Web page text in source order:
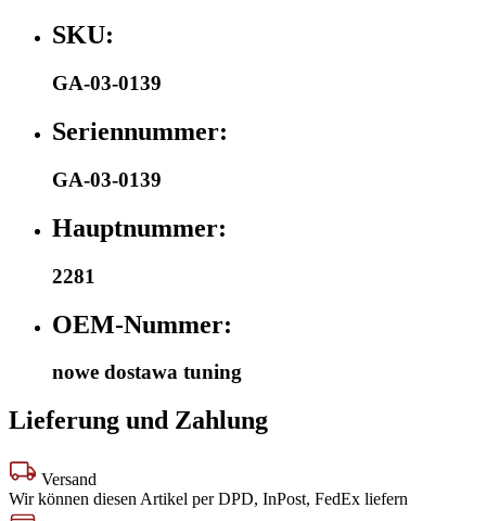
SKU:
GA-03-0139
Seriennummer:
GA-03-0139
Hauptnummer:
2281
OEM-Nummer:
nowe dostawa tuning
Lieferung und Zahlung
Versand
Wir können diesen Artikel per DPD, InPost, FedEx liefern